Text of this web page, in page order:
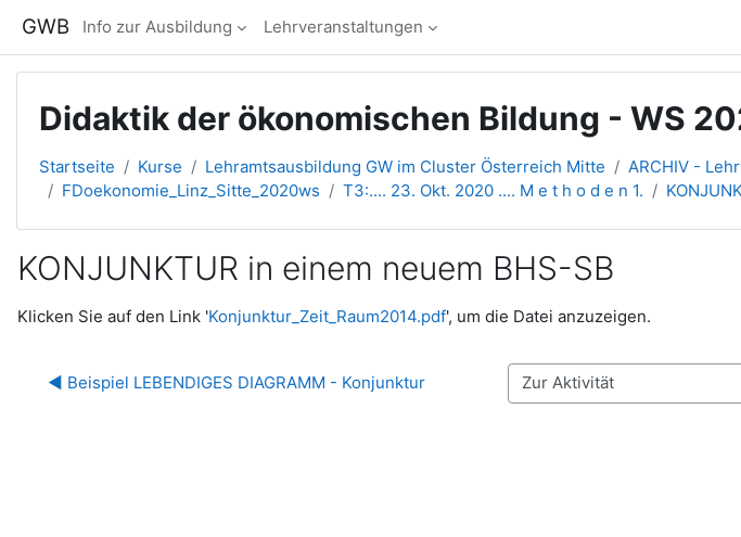
GWB Info zur Ausbildung Lehrveranstaltungen
Didaktik der ökonomischen Bildung - WS
Startseite Kurse Lehramtsausbildung GW im Cluster Österreich Mitte ARCHIV -
FDoekonomie_Linz_Sitte_2020ws
T3:.... 23. Okt. 2020 .... M e t h o d e n 1.
KONJUNKTUR in einem neuem BHS-SB
Abschlussbedingungen
Klicken Sie auf den Link 'Konjunktur_Zeit_Raum2014.pdf', um die Datei anzuzeigen.
◀︎ Beispiel LEBENDIGES DIAGRAMM - Konjunktur Zur Aktivität